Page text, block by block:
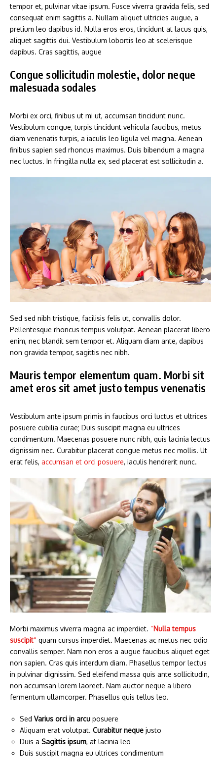
tempor et, pulvinar vitae ipsum. Fusce viverra gravida felis, sed
consequat enim sagittis a. Nullam aliquet ultricies augue, a
pretium leo dapibus id. Nulla eros eros, tincidunt at lacus quis,
aliquet sagittis dui. Vestibulum lobortis leo at scelerisque
dapibus. Cras sagittis, augue
Congue sollicitudin molestie, dolor neque
malesuada sodales
Morbi ex orci, finibus ut mi ut, accumsan tincidunt nunc.
Vestibulum congue, turpis tincidunt vehicula faucibus, metus
diam venenatis turpis, a iaculis leo ligula vel magna. Aenean
finibus sapien sed rhoncus maximus. Duis bibendum a magna
nec luctus. In fringilla nulla ex, sed placerat est sollicitudin a.
Sed sed nibh tristique, facilisis felis ut, convallis dolor.
Pellentesque rhoncus tempus volutpat. Aenean placerat libero
enim, nec blandit sem tempor et. Aliquam diam ante, dapibus
non gravida tempor, sagittis nec nibh.
Mauris tempor elementum quam. Morbi sit
amet eros sit amet justo tempus venenatis
Vestibulum ante ipsum primis in faucibus orci luctus et ultrices
posuere cubilia curae; Duis suscipit magna eu ultrices
condimentum. Maecenas posuere nunc nibh, quis lacinia lectus
dignissim nec. Curabitur placerat congue metus nec mollis. Ut
erat felis, accumsan et orci posuere, iaculis hendrerit nunc.
Morbi maximus viverra magna ac imperdiet. “Nulla tempus
suscipit“ quam cursus imperdiet. Maecenas ac metus nec odio
convallis semper. Nam non eros a augue faucibus aliquet eget
non sapien. Cras quis interdum diam. Phasellus tempor lectus
in pulvinar dignissim. Sed eleifend massa quis ante sollicitudin,
non accumsan lorem laoreet. Nam auctor neque a libero
fermentum ullamcorper. Phasellus quis tellus leo.
Sed Varius orci in arcu posuere
Aliquam erat volutpat. Curabitur neque justo
Duis a Sagittis ipsum, at lacinia leo
Duis suscipit magna eu ultrices condimentum